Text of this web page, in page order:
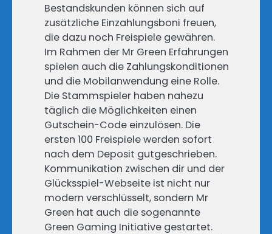
Bestandskunden können sich auf
zusätzliche Einzahlungsboni freuen,
die dazu noch Freispiele gewähren.
Im Rahmen der Mr Green Erfahrungen
spielen auch die Zahlungskonditionen
und die Mobilanwendung eine Rolle.
Die Stammspieler haben nahezu
täglich die Möglichkeiten einen
Gutschein-Code einzulösen. Die
ersten 100 Freispiele werden sofort
nach dem Deposit gutgeschrieben.
Kommunikation zwischen dir und der
Glücksspiel-Webseite ist nicht nur
modern verschlüsselt, sondern Mr
Green hat auch die sogenannte
Green Gaming Initiative gestartet.